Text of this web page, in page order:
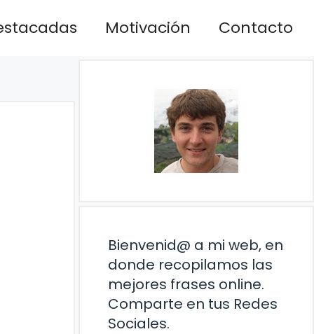
Motivación Contacto
Bienvenid@ a mi web, en
donde recopilamos las
mejores frases online.
Comparte en tus Redes
Sociales.